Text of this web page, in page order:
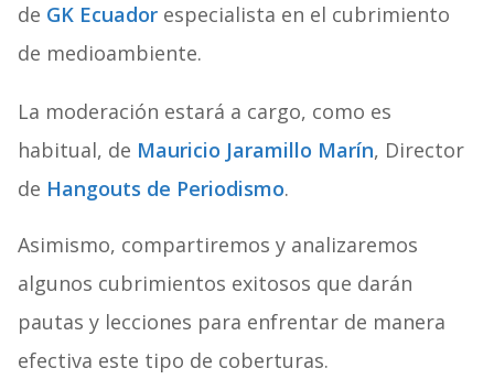
de GK Ecuadorespecialista en el cubrimiento
de medioambiente.
La moderación estará a cargo, como es
habitual, de Mauricio Jaramillo Marín, Director
de Hangouts de Periodismo.
Asimismo, compartiremos y analizaremos
algunos cubrimientos exitosos que darán
pautas y lecciones para enfrentar de manera
efectiva este tipo de coberturas.